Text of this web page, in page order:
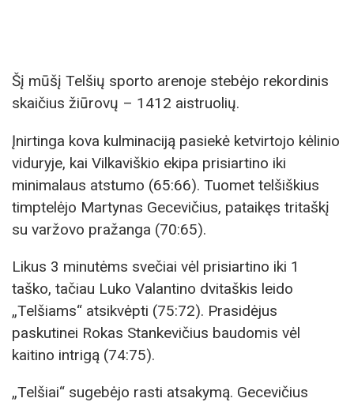
Šį mūšį Telšių sporto arenoje stebėjo rekordinis
skaičius žiūrovų – 1412 aistruolių.
Įnirtinga kova kulminaciją pasiekė ketvirtojo kėlinio
viduryje, kai Vilkaviškio ekipa prisiartino iki
minimalaus atstumo (65:66). Tuomet telšiškius
timptelėjo Martynas Gecevičius, pataikęs tritaškį
su varžovo pražanga (70:65).
Likus 3 minutėms svečiai vėl prisiartino iki 1
taško, tačiau Luko Valantino dvitaškis leido
„Telšiams“ atsikvėpti (75:72). Prasidėjus
paskutinei Rokas Stankevičius baudomis vėl
kaitino intrigą (74:75).
„Telšiai“ sugebėjo rasti atsakymą. Gecevičius